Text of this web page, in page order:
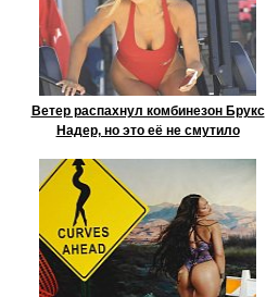
Ветер распахнул комбинезон Брукс
Надер, но это её не смутило